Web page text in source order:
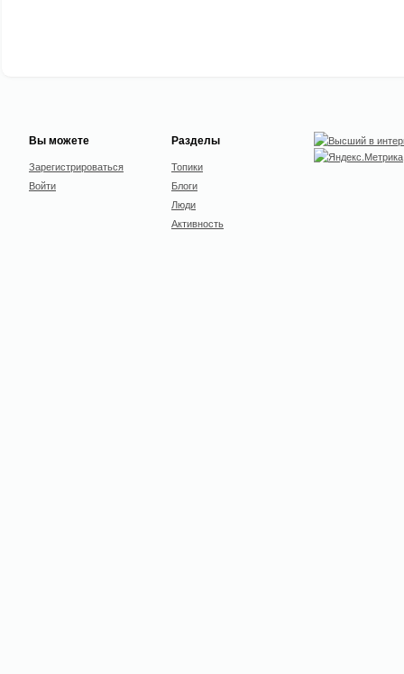
Вы можете
Зарегистрироваться
Войти
Разделы
Топики
Блоги
Люди
Активность